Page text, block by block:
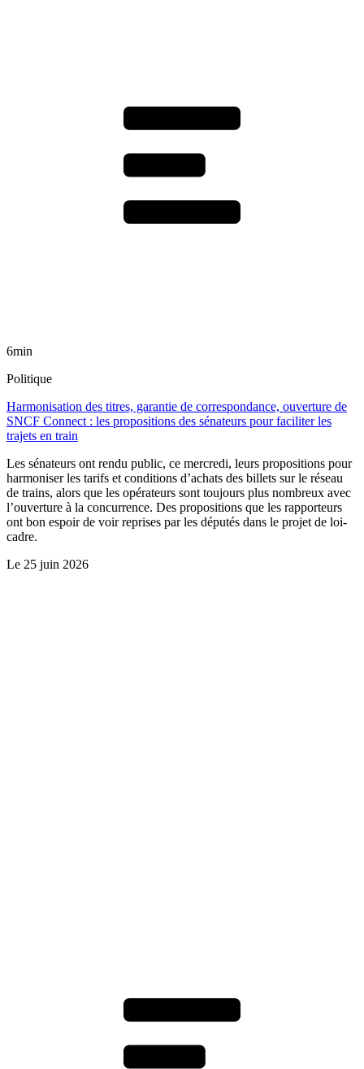
6min
Politique
Harmonisation des titres, garantie de correspondance, ouverture de
SNCF Connect : les propositions des sénateurs pour faciliter les
trajets en train
Les sénateurs ont rendu public, ce mercredi, leurs propositions pour
harmoniser les tarifs et conditions d’achats des billets sur le réseau
de trains, alors que les opérateurs sont toujours plus nombreux avec
l’ouverture à la concurrence. Des propositions que les rapporteurs
ont bon espoir de voir reprises par les députés dans le projet de loi-
cadre.
Le 25 juin 2026